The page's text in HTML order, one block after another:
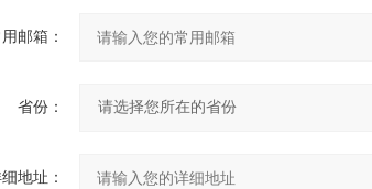
邮箱：
省份：
地址：